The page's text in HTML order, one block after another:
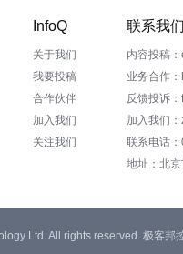
InfoQ
关于我们
我要投稿
合作伙伴
加入我们
关注我们
联系我们
内容投稿
业务合作
反馈投诉
加入我们
联系电话
地址：北
Ltd. All rights reserved. 极客邦